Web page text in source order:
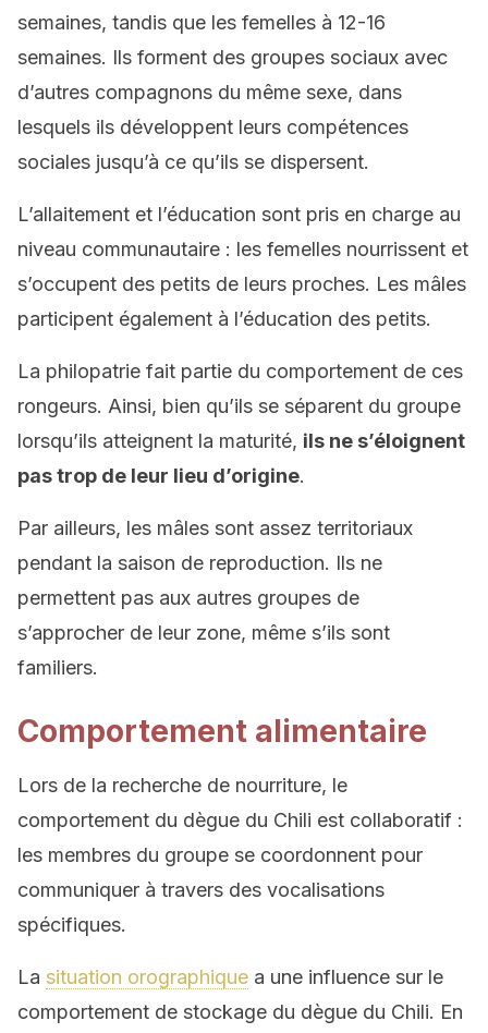
semaines, tandis que les femelles à 12-16
semaines. Ils forment des groupes sociaux avec
d’autres compagnons du même sexe, dans
lesquels ils développent leurs compétences
sociales jusqu’à ce qu’ils se dispersent.
L’allaitement et l’éducation sont pris en charge au
niveau communautaire : les femelles nourrissent et
s’occupent des petits de leurs proches. Les mâles
participent également à l’éducation des petits.
La philopatrie fait partie du comportement de ces
rongeurs. Ainsi, bien qu’ils se séparent du groupe
lorsqu’ils atteignent la maturité, ils ne s’éloignent
pas trop de leur lieu d’origine.
Par ailleurs, les mâles sont assez territoriaux
pendant la saison de reproduction. Ils ne
permettent pas aux autres groupes de
s’approcher de leur zone, même s’ils sont
familiers.
Comportement alimentaire
Lors de la recherche de nourriture, le
comportement du dègue du Chili est collaboratif :
les membres du groupe se coordonnent pour
communiquer à travers des vocalisations
spécifiques.
La situation orographique a une influence sur le
comportement de stockage du dègue du Chili. En